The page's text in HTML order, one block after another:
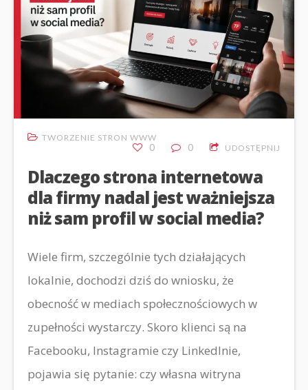
TWORZENIE STRON WWW
0 0 UDOSTĘPNIJ
Dlaczego strona internetowa
dla firmy nadal jest ważniejsza
niż sam profil w social media?
Wiele firm, szczególnie tych działających
lokalnie, dochodzi dziś do wniosku, że
obecność w mediach społecznościowych w
zupełności wystarczy. Skoro klienci są na
Facebooku, Instagramie czy LinkedInie,
pojawia się pytanie: czy własna witryna